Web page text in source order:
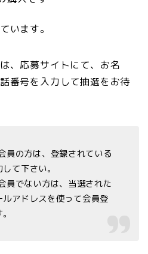
います。
、応募サイトにて、お名
番号を入力して抽選をお待
員の方は、登録されている
て下さい。
員でない方は、当選された
アドレスを使って会員登